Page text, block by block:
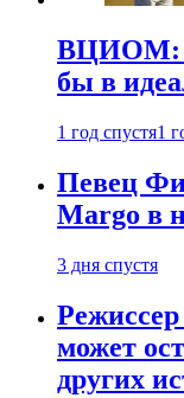
ВЦИОМ:
бы в
1 год спустя1
Певец
Margo в
3 дня спустя
может
других